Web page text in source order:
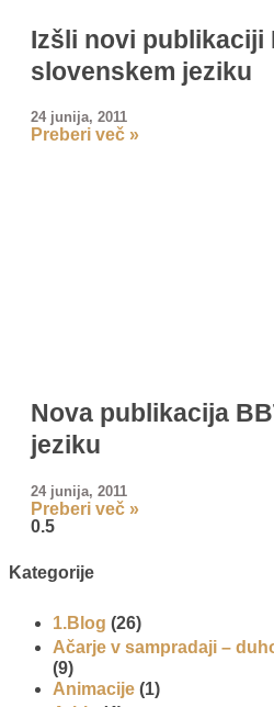
Izšli novi publikaciji
slovenskem jeziku
24 junija, 2011
Preberi več »
Nova publikacija
jeziku
24 junija, 2011
Preberi več »
Kategorije
1.Blog (26)
Ačarje v sampradaji –
(9)
Animacije (1)